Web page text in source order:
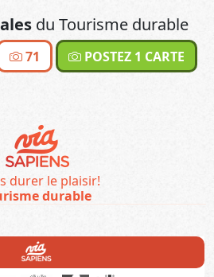
du Tourisme durable
71 POSTEZ 1 CARTE
durer le plaisir!
durable